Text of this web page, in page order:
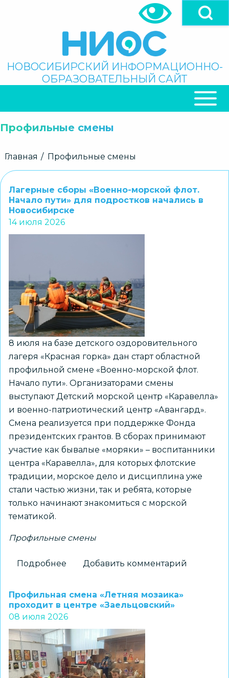
Поиск
НОВОСИБИРСКИЙ ИНФОРМАЦИОННО-
ОБРАЗОВАТЕЛЬНЫЙ САЙТ
НАВИГАЦИЯ
Профильные смены
Строка
Главная Профильные смены
Лагерные сборы «Военно-морской флот.
Начало пути» для подростков начались в
Новосибирске
14 июля 2026
8 июля на базе детского оздоровительного
лагеря «Красная горка» дан старт областной
профильной смене «Военно-морской флот.
Начало пути». Организаторами смены
выступают Детский морской центр «Каравелла»
и военно-патриотический центр «Авангард».
Смена реализуется при поддержке Фонда
президентских грантов. В сборах принимают
участие как бывалые «моряки» – воспитанники
центра «Каравелла», для которых флотские
традиции, морское дело и дисциплина уже
стали частью жизни, так и ребята, которые
только начинают знакомиться с морской
тематикой.
Профильные смены
Подробнее
«Военно-
морской
флот.
Начало
пути»
для
Добавить комментарий
Профильная смена «Летняя мозаика»
проходит в центре «Заельцовский»
08 июля 2026